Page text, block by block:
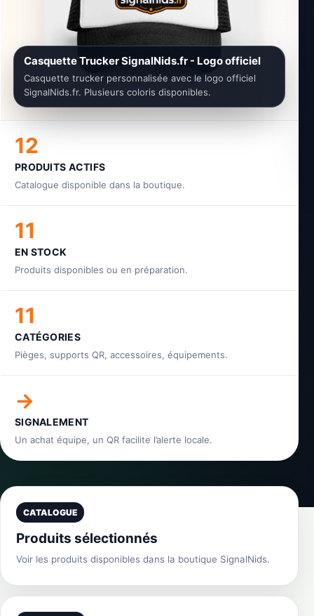
Casquette Trucker SignalNids.fr - Logo officiel
Casquette trucker personnalisée avec le logo officiel
SignalNids.fr. Plusieurs coloris disponibles.
12
PRODUITS ACTIFS
Catalogue disponible dans la boutique.
11
EN STOCK
Produits disponibles ou en préparation.
11
CATÉGORIES
Pièges, supports QR, accessoires, équipements.
→
SIGNALEMENT
Un achat équipe, un QR facilite l’alerte locale.
CATALOGUE
Produits sélectionnés
Voir les produits disponibles dans la boutique SignalNids.